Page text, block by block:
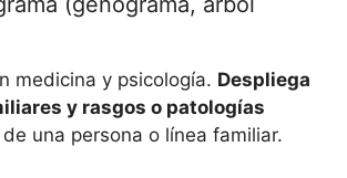
medicina y psicología. Despliega
y rasgos o patologías
de una persona o línea familiar.